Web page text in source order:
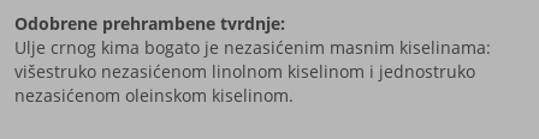
Odobrene prehrambene tvrdnje:
Ulje crnog kima bogato je nezasićenim masnim kiselinama:
višestruko nezasićenom linolnom kiselinom i jednostruko
nezasićenom oleinskom kiselinom.